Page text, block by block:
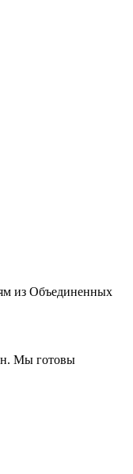
из Объединенных
Мы готовы